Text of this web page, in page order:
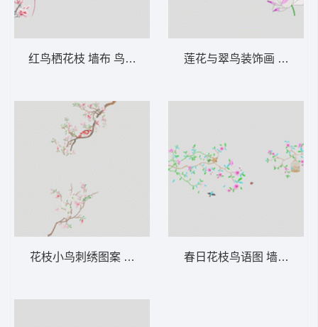
红鸟栖花枝 墙布 鸟语花香 背景墙
花枝小鸟刺绣图案 墙布 玉兰花 鸟 背景墙春日花枝鸟语图 墙布 鸟语